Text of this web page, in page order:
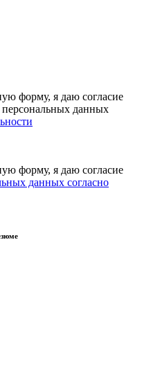
форму, я даю согласие
данных
форму, я даю согласие
данных согласно